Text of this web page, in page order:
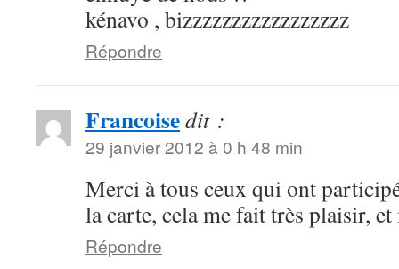
kénavo , bizzzzzzzzzzzzzzzzz
Répondre
Francoisedit :
29 janvier 2012 à 0 h 48 min
Merci à tous ceux qui ont
la carte, cela me fait très plaisir,
Répondre